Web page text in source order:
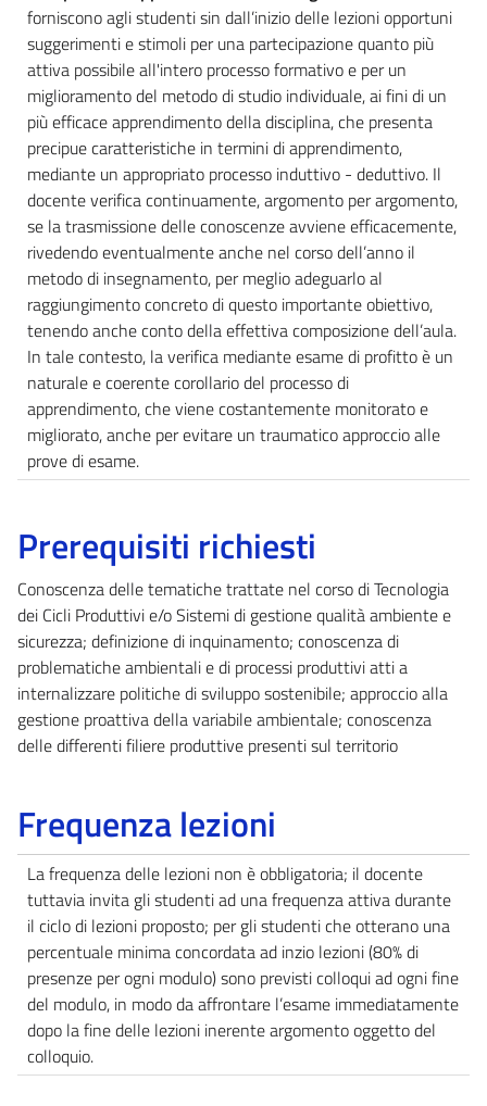
forniscono agli studenti sin dall’inizio delle lezioni opportuni
suggerimenti e stimoli per una partecipazione quanto più
attiva possibile all'intero processo formativo e per un
miglioramento del metodo di studio individuale, ai fini di un
più efficace apprendimento della disciplina, che presenta
precipue caratteristiche in termini di apprendimento,
mediante un appropriato processo induttivo - deduttivo. Il
docente verifica continuamente, argomento per argomento,
se la trasmissione delle conoscenze avviene efficacemente,
rivedendo eventualmente anche nel corso dell’anno il
metodo di insegnamento, per meglio adeguarlo al
raggiungimento concreto di questo importante obiettivo,
tenendo anche conto della effettiva composizione dell’aula.
In tale contesto, la verifica mediante esame di profitto è un
naturale e coerente corollario del processo di
apprendimento, che viene costantemente monitorato e
migliorato, anche per evitare un traumatico approccio alle
prove di esame.
Prerequisiti richiesti
Conoscenza delle tematiche trattate nel corso di Tecnologia
dei Cicli Produttivi e/o Sistemi di gestione qualità ambiente e
sicurezza; definizione di inquinamento; conoscenza di
problematiche ambientali e di processi produttivi atti a
internalizzare politiche di sviluppo sostenibile; approccio alla
gestione proattiva della variabile ambientale; conoscenza
delle differenti filiere produttive presenti sul territorio
Frequenza lezioni
La frequenza delle lezioni non è obbligatoria; il docente
tuttavia invita gli studenti ad una frequenza attiva durante
il ciclo di lezioni proposto; per gli studenti che otterano una
percentuale minima concordata ad inzio lezioni (80% di
presenze per ogni modulo) sono previsti colloqui ad ogni fine
del modulo, in modo da affrontare l’esame immediatamente
dopo la fine delle lezioni inerente argomento oggetto del
colloquio.